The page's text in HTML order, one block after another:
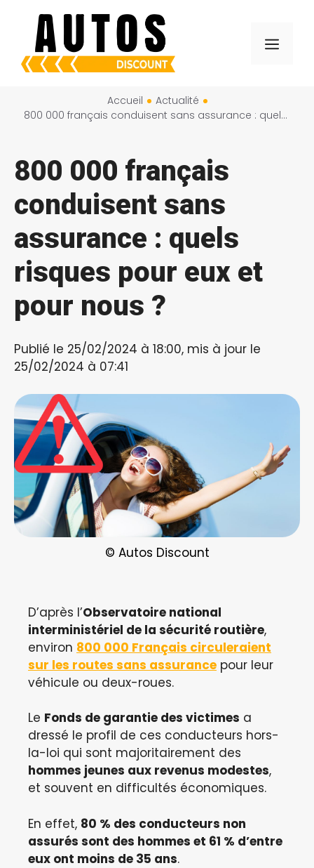
contenu
Menu
Accueil
Actualité
800 000 français conduisent sans assurance : quels risques pour eux et pour nous ?
800 000 français
conduisent sans
assurance : quels
risques pour eux et
pour nous ?
Publié le 25/02/2024 à 18:00, mis à jour le
25/02/2024 à 07:41
© Autos Discount
D’après l’Observatoire national
interministériel de la sécurité routière,
environ 800 000 Français circuleraient
sur les routes sans assurance pour leur
véhicule ou deux-roues.
Le Fonds de garantie des victimes a
dressé le profil de ces conducteurs hors-
la-loi qui sont majoritairement des
hommes jeunes aux revenus modestes,
et souvent en difficultés économiques.
En effet, 80 % des conducteurs non
assurés sont des hommes et 61 % d’entre
eux ont moins de 35 ans.